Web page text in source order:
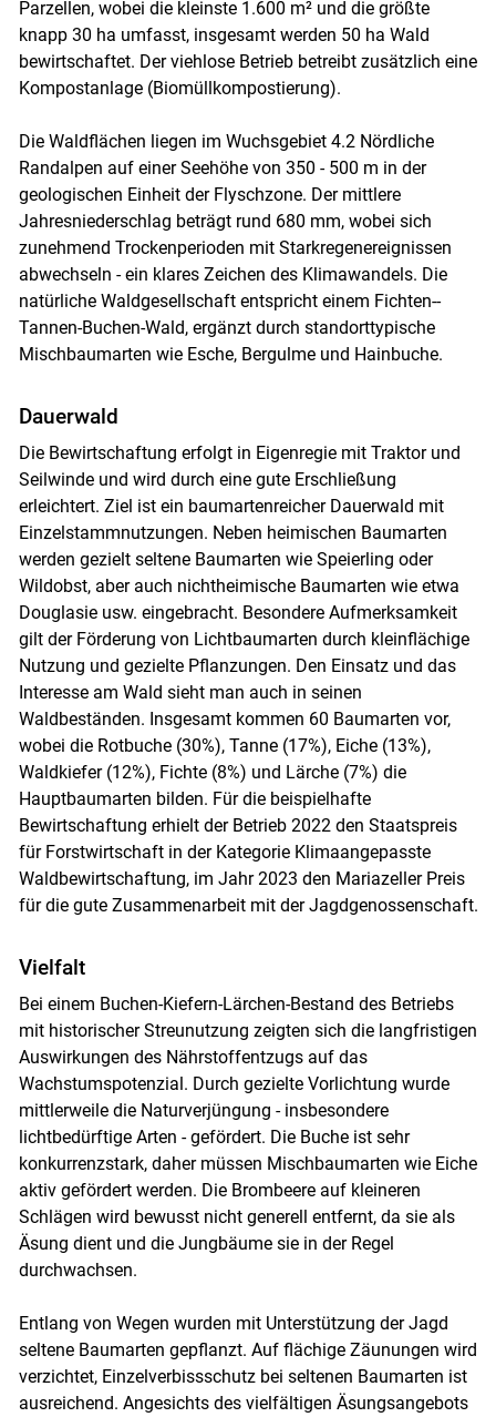
Skip to main content
Parzellen, wobei die kleinste 1.600 m² und die größte
knapp 30 ha umfasst, insgesamt werden 50 ha Wald
bewirtschaftet. Der viehlose Betrieb betreibt zusätzlich eine
Kompostanlage (Biomüllkompostierung).
Die Waldflächen liegen im Wuchsgebiet 4.2 Nördliche
Randalpen auf einer Seehöhe von 350 - 500 m in der
geologischen Einheit der Flyschzone. Der mittlere
Jahresniederschlag beträgt rund 680 mm, wobei sich
zunehmend Trockenperioden mit Starkregenereignissen
abwechseln - ein klares Zeichen des Klimawandels. Die
natürliche Waldgesellschaft entspricht einem Fichten-­
Tannen-Buchen-Wald, ergänzt durch standorttypische
Mischbaumarten wie Esche, Berg­ulme und Hainbuche.
Dauerwald
Die Bewirtschaftung erfolgt in Eigenregie mit Traktor und
Seilwinde und wird durch eine gute Erschließung
erleichtert. Ziel ist ein baumartenreicher Dauerwald mit
Einzelstammnutzungen. Neben heimischen Baumarten
werden gezielt seltene Baumarten wie Speierling oder
Wildobst, aber auch nichtheimische Baumarten wie etwa
Douglasie usw. eingebracht. Besondere Aufmerksamkeit
gilt der Förderung von Lichtbaumarten durch kleinflächige
Nutzung und gezielte Pflanzungen. Den Einsatz und das
Interesse am Wald sieht man auch in seinen
Waldbeständen. Insgesamt kommen 60 Baumarten vor,
wobei die Rotbuche (30%), ­Tanne (17%), Eiche (13%),
Waldkiefer (12%), Fichte (8%) und Lärche (7%) die
Hauptbaumarten bilden. Für die beispielhafte
Bewirtschaftung erhielt der Betrieb 2022 den Staatspreis
für Forstwirtschaft in der Kategorie Klimaangepasste
Waldbewirtschaftung, im Jahr 2023 den Mariazeller Preis
für die gute Zusammenarbeit mit der Jagdgenossenschaft.
Vielfalt
Bei einem Buchen-Kiefern-Lärchen-Bestand des Betriebs
mit historischer Streunutzung zeigten sich die langfristigen
Auswirkungen des Nährstoffentzugs auf das
Wachstumspotenzial. Durch gezielte Vorlichtung wurde
mittlerweile die Naturverjüngung - insbesondere
lichtbedürftige Arten - gefördert. Die Buche ist sehr
konkurrenzstark, daher müssen Mischbaumarten wie Eiche
aktiv gefördert werden. Die Brombeere auf kleineren
Schlägen wird bewusst nicht generell entfernt, da sie als
Äsung dient und die Jungbäume sie in der Regel
durchwachsen.
Entlang von Wegen wurden mit Unterstützung der Jagd
seltene Baumarten gepflanzt. Auf flächige Zäunungen wird
verzichtet, Einzelverbissschutz bei seltenen Baumarten ist
ausreichend. Angesichts des vielfältigen Äsungsangebots